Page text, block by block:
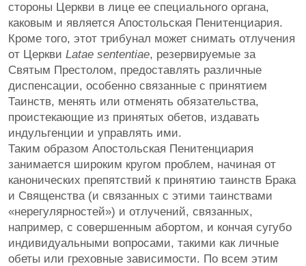
стороны Церкви в лице ее специального органа,
каковым и является Апостольская Пенитенциария.
Кроме того, этот трибунал может снимать отлучения
от Церкви Latae sententiae, резервируемые за
Святым Престолом, предоставлять различные
диспенсации, особенно связанные с принятием
Таинств, менять или отменять обязательства,
проистекающие из принятых обетов, издавать
индульгенции и управлять ими.
Таким образом Апостольская Пенитенциария
занимается широким кругом проблем, начиная от
канонических препятствий к принятию таинств Брака
и Священства (и связанных с этими таинствами
«нерегулярностей») и отлучений, связанных,
например, с совершенным абортом, и кончая сугубо
индивидуальными вопросами, такими как личные
обеты или греховные зависимости. По всем этим